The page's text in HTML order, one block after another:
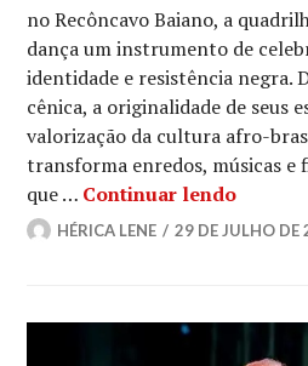
no Recôncavo Baiano, a
dança um instrumento de
identidade e resistência negra.
cênica, a originalidade de seus
valorização da cultura afro-
transforma enredos, músicas
que … Continuar lendo
HÉRICA LENE 29 DE JULHO DE